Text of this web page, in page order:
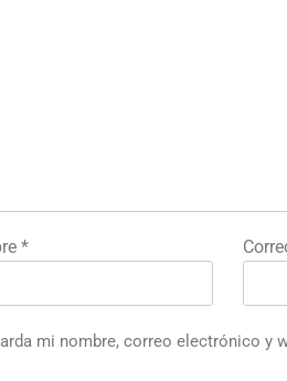
*
mi nombre, correo electrónico y